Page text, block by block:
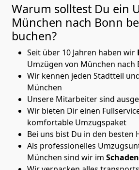
Warum solltest Du ein
München nach Bonn
buchen?
Seit über 10 Jahren haben wir
Umzügen von München nach
Wir kennen jeden Stadtteil
München
Unsere Mitarbeiter sind
Wir bieten Dir einen
komfortable Umzugspaket
Bei uns bist Du in den besten
Als professionelles
München sind wir im